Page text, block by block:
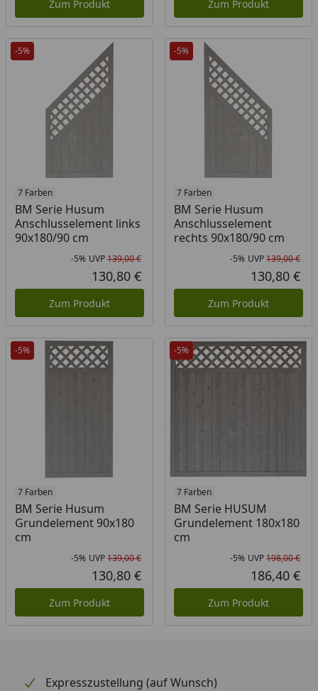
Zum Produkt Zum Produkt
-5%
7 Farben
BM Serie Husum
Anschlusselement links
90x180/90 cm
Rabatt in Prozent
-5%
Ursprünglicher Preis
UVP139,00 €
Aktueller Preis
130,80 €
Zum Produkt
-5%
7 Farben
BM Serie Husum
Anschlusselement
rechts 90x180/90 cm
-5% UVP139,00 €
130,80 €
Zum Produkt
-5%
7 Farben
BM Serie Husum
Grundelement 90x180
cm
Rabatt in Prozent
-5%
Ursprünglicher Preis
UVP139,00 €
Aktueller Preis
130,80 €
Zum Produkt
-5%
7 Farben
BM Serie HUSUM
Grundelement 180x180
cm
-5% UVP198,00 €
186,40 €
Zum Produkt
Expresszustellung (auf Wunsch)